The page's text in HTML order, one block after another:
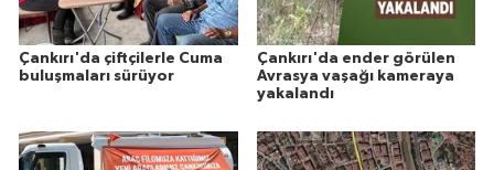
Çankırı'da çiftçilerle Cuma
buluşmaları sürüyor
Çankırı'da ender görülen
Avrasya vaşağı kameraya
yakalandı